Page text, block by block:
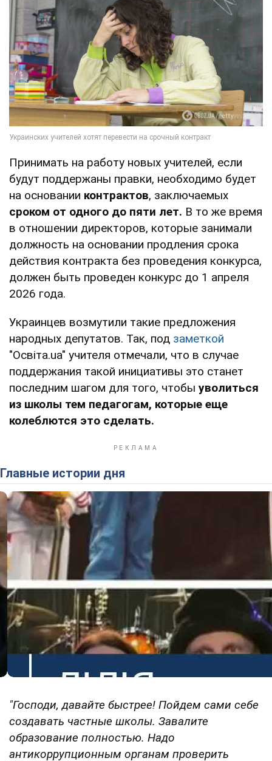
Принимать на работу новых учителей, если
будут поддержаны правки, необходимо будет
на основании контрактов, заключаемых
сроком от одного до пяти лет. В то же время
в отношении директоров, которые занимали
должность на основании продления срока
действия контракта без проведения конкурса,
должен быть проведен конкурс до 1 апреля
2026 года.
Украинцев возмутили такие предложения
народных депутатов. Так, под заметкой
"Освіта.ua" учителя отмечали, что в случае
поддержания такой инициативы это станет
последним шагом для того, чтобы уволиться
из школы тем педагогам, которые еще
колеблются это сделать.
Главные истории дня
"Господи, давайте быстрее! Пойдем сами себе
создавать частные школы. Завалите
образование полностью. Надо
антикоррупционным органам проверить